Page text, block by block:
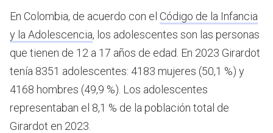
En Colombia, de acuerdo con el Código de la Infancia
y la Adolescencia, los adolescentes son las personas
que tienen de 12 a 17 años de edad. En 2023 Girardot
tenía 8351 adolescentes: 4183 mujeres (50,1 %) y
4168 hombres (49,9 %). Los adolescentes
representaban el 8,1 % de la población total de
Girardot en 2023.